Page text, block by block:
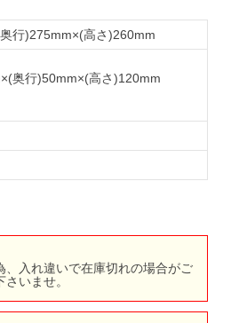
行)275mm×(高さ)260mm
奥行)50mm×(高さ)120mm
、入れ違いで在庫切れの場合がご
いませ。